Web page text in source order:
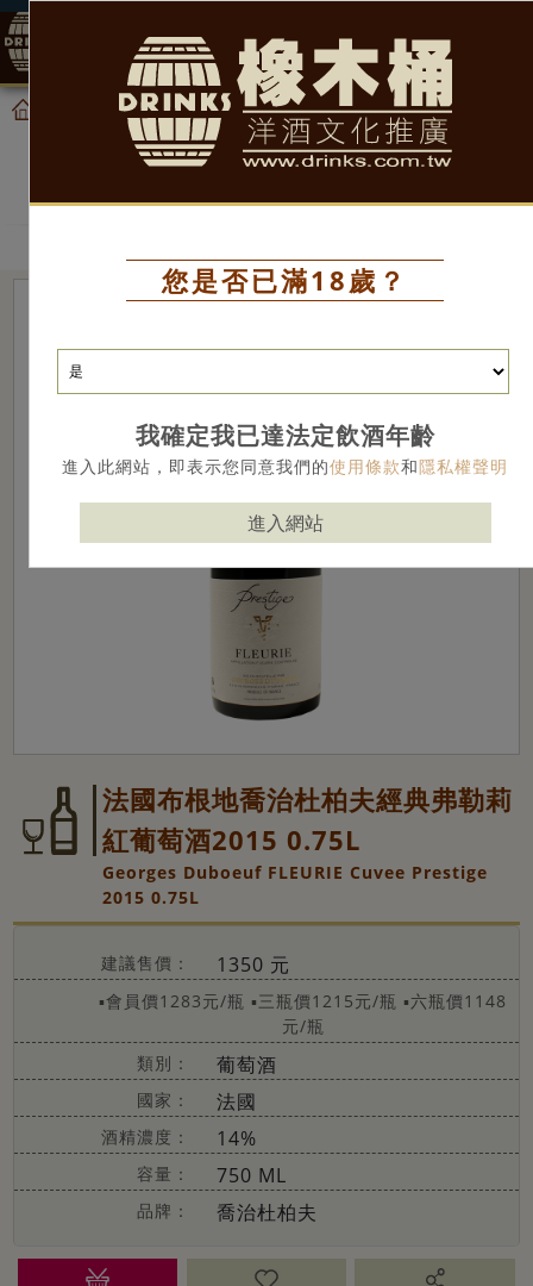
0
您是否已滿18歲？
我確定我已達法定飲酒年齡
進入此網站，即表示您同意我們的使用條款和隱私權聲明
進入網站
產品 葡萄酒
葡萄酒
法國布根地喬治杜柏夫經典弗勒莉
紅葡萄酒2015 0.75L
Georges Duboeuf FLEURIE Cuvee Prestige
2015 0.75L
建議售價： 1350 元
▪會員價1283元/瓶 ▪三瓶價1215元/瓶 ▪六瓶價1148
元/瓶
類別：
葡萄酒
國家： 法國
酒精濃度： 14%
容量： 750 ML
品牌： 喬治杜柏夫